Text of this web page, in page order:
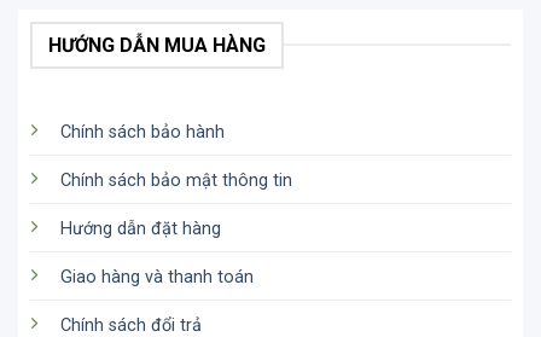
HƯỚNG DẪN MUA HÀNG
Chính sách bảo hành
Chính sách bảo mật thông tin
Hướng dẫn đặt hàng
Giao hàng và thanh toán
Chính sách đổi trả